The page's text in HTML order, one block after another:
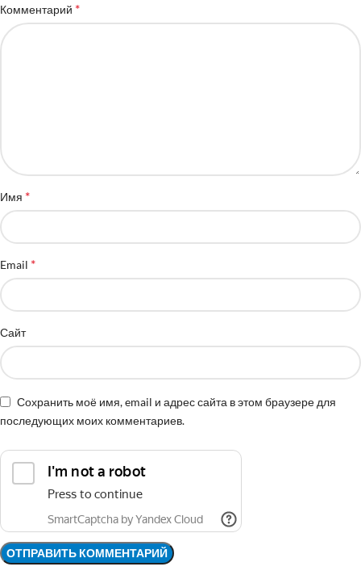
Комментарий *
Имя *
Email *
Сайт
Сохранить моё имя, email и адрес сайта в этом браузере для
последующих моих комментариев.